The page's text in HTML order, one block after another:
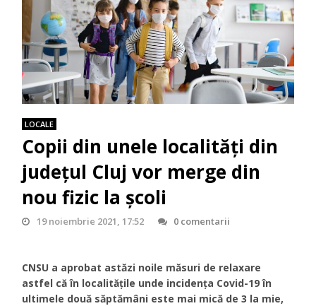
LOCALE
Copii din unele localități din
județul Cluj vor merge din
nou fizic la școli
19 noiembrie 2021, 17:52 0 comentarii
CNSU a aprobat astăzi noile măsuri de relaxare
astfel că în localitățile unde incidența Covid-19 în
ultimele două săptămâni este mai mică de 3 la mie,